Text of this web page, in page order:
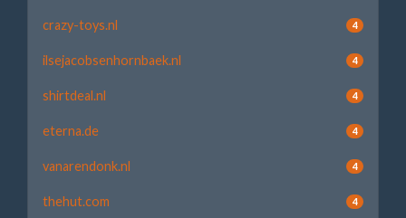
crazy-toys.nl 4
ilsejacobsenhornbaek.nl 4
shirtdeal.nl 4
eterna.de 4
vanarendonk.nl 4
thehut.com 4